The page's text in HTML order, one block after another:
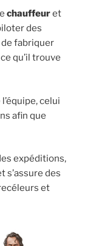
chauffeuret
des
fabriquer
qu’il trouve
l’équipe, celui
afin que
expéditions,
s’assure des
et